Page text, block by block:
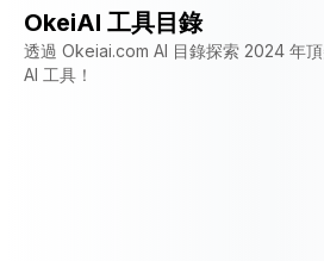
OkeiAI 工具目錄
透過 Okeiai.com AI 目錄探索 2024 年
AI 工具！